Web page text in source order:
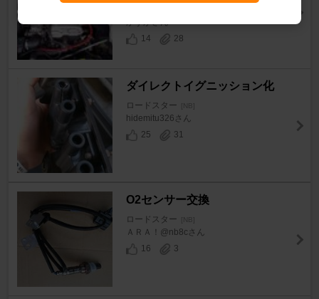
かずかさん
14
28
ダイレクトイグニッション化
ロードスター [NB]
hidemitu326さん
25
31
O2センサー交換
ロードスター [NB]
ＡＲＡ！@nb8cさん
16
3